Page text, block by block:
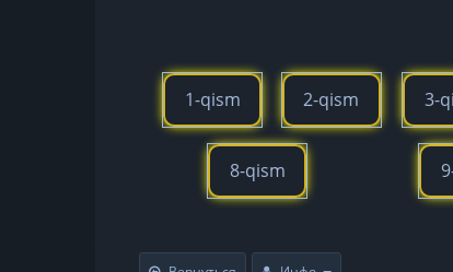
1-qism 2-qism 3-
8-qism